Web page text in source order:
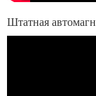
Штатная